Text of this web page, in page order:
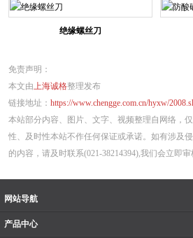
绝缘螺丝刀
免责声明：
本文由上海诚格整理发布
链接地址： https://www.chengge.com.cn/hyxw/
本站部分内容、图片、文字、视频整理自网络，
性、及时性本站不作任何保证或承诺。如有涉及
的内容，请及时联系(021-38214394),我们会立即审
网站导航
产品中心